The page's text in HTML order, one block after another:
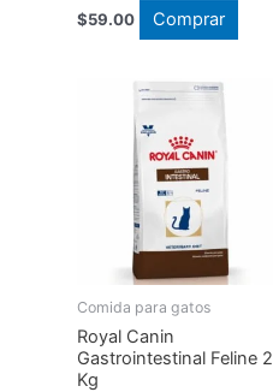
$59.00 Comprar
Comida para gatos
Royal Canin
Gastrointestinal Feline 2
Kg